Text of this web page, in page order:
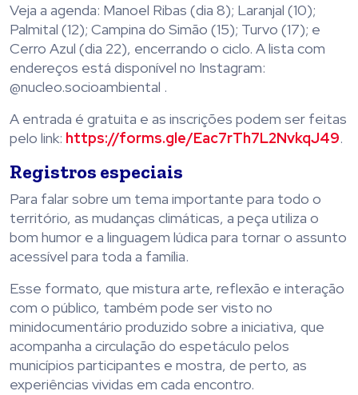
Veja a agenda: Manoel Ribas (dia 8); Laranjal (10);
Palmital (12); Campina do Simão (15); Turvo (17); e
Cerro Azul (dia 22), encerrando o ciclo. A lista com
endereços está disponível no Instagram:
@nucleo.socioambiental .
A entrada é gratuita e as inscrições podem ser feitas
pelo link: https://forms.gle/Eac7rTh7L2NvkqJ49.
Registros especiais
Para falar sobre um tema importante para todo o
território, as mudanças climáticas, a peça utiliza o
bom humor e a linguagem lúdica para tornar o assunto
acessível para toda a família.
Esse formato, que mistura arte, reflexão e interação
com o público, também pode ser visto no
minidocumentário produzido sobre a iniciativa, que
acompanha a circulação do espetáculo pelos
municípios participantes e mostra, de perto, as
experiências vividas em cada encontro.